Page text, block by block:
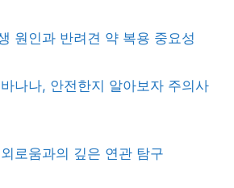
원인과 반려견 약 복용 중요성
나나, 안전한지 알아보자 주의사
로움과의 깊은 연관 탐구